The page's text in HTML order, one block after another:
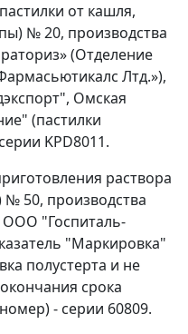
от кашля,
№ 20, производства
(Отделение
Лтд.»),
Омская
(пастилки
KPD8011.
раствора
50, производства
"Госпиталь-
"Маркировка"
полустерта и не
срока
- серии 60809.